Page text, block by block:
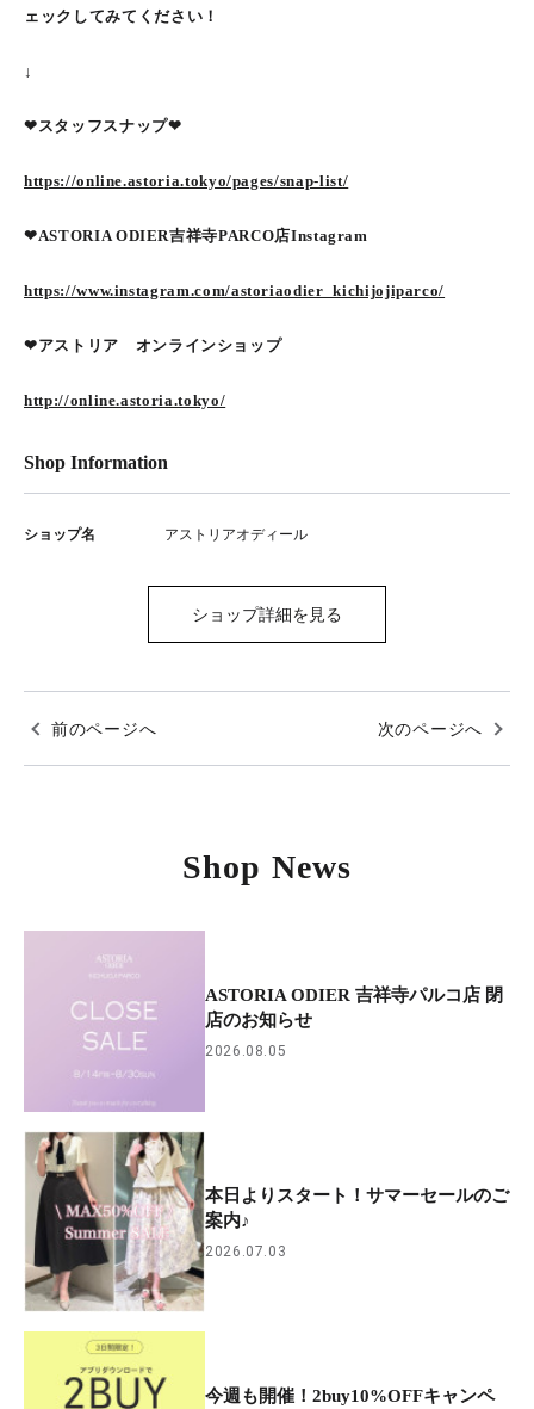
ェックしてみてください！
↓
❤︎スタッフスナップ❤︎
https://online.astoria.tokyo/pages/snap-list/
❤︎ASTORIA ODIER吉祥寺PARCO店Instagram
https://www.instagram.com/astoriaodier_kichijojiparco/
❤︎アストリア オンラインショップ
http://online.astoria.tokyo/
Shop Information
ショップ名 アストリアオディール
ショップ詳細を見る
前のページへ 次のページへ
Shop News
ASTORIA ODIER 吉祥寺パルコ店 閉
店のお知らせ
2026.08.05
本日よりスタート！サマーセールのご
案内♪
2026.07.03
今週も開催！2buy10%OFFキャンペ